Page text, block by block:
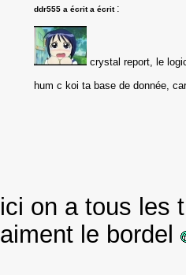
ddr555 a écrit a écrit :
crystal report, le
hum c koi ta base de donnée,
ici on a tous les
aiment le bordel